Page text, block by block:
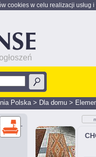
cookies w celu realizacji usług
Polska> Dla domu >